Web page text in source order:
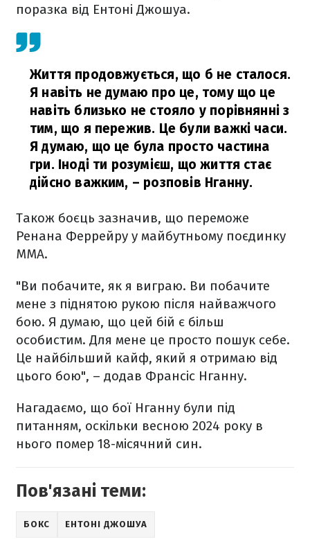
поразка від Ентоні Джошуа.
Життя продовжується, що б не сталося.
Я навіть не думаю про це, тому що це
навіть близько не стояло у порівнянні з
тим, що я пережив. Це були важкі часи.
Я думаю, що це була просто частина
гри. Іноді ти розумієш, що життя стає
дійсно важким, – розповів Нганну.
Також боєць зазначив, що переможе
Ренана Феррейру у майбутньому поєдинку
MMA.
"Ви побачите, як я виграю. Ви побачите
мене з піднятою рукою після найважчого
бою. Я думаю, що цей бій є більш
особистим. Для мене це просто пошук себе.
Це найбільший кайф, який я отримаю від
цього бою", – додав Франсіс Нганну.
Нагадаємо, що бої Нганну були під
питанням, оскільки весною 2024 року в
нього помер 18-місячний син.
Пов'язані теми:
БОКС ЕНТОНІ ДЖОШУА